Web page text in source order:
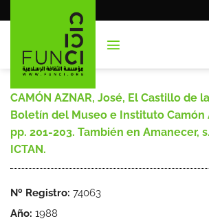
al
CAMÓN AZNAR, José, El Castillo de
Boletín del Museo e Instituto Camón
pp. 201-203. También en Amanecer,
ICTAN.
Nº Registro: 74063
Año: 1988